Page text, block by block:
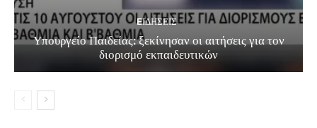
EΙΔΗΣΕΙΣ
Υπουργείο Παιδείας: ξεκίνησαν οι αιτήσεις για τον
διορισμό εκπαιδευτικών